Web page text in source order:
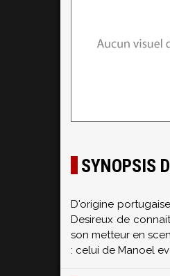
SYNOPSIS
D'origine
Desireux de
son metteur en
: celui de Manoel